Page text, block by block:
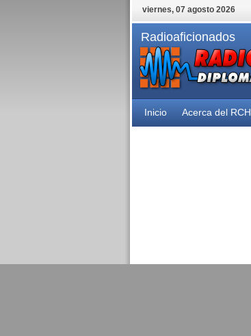
viernes, 07 agosto 2026
Radioaficionados
Inicio Acerca del RCH